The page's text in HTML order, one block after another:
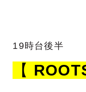
19時台後半
【